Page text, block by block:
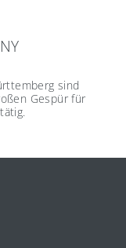
sind
Gespür für